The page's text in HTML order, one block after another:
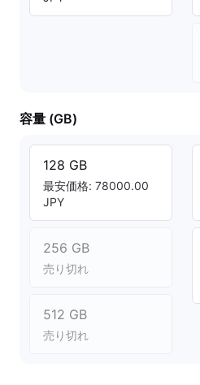
容量 (GB)
128 GB
最安価格: 78000.00
JPY
256 GB
売り切れ
512 GB
売り切れ